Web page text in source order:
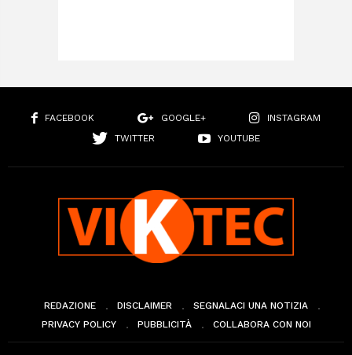
FACEBOOK GOOGLE+
INSTAGRAM
TWITTER
YOUTUBE
REDAZIONE DISCLAIMER
SEGNALACI UNA NOTIZIA
PRIVACY POLICY
PUBBLICITÀ COLLABORA CON NOI